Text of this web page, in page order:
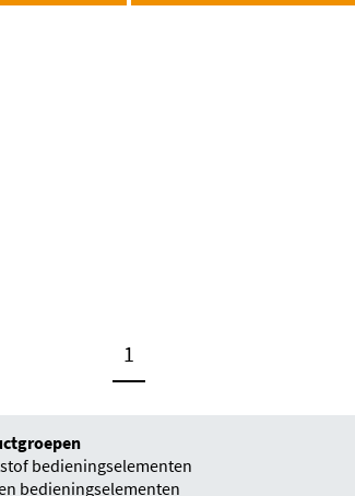
1
bedieningselementen
bedieningselementen